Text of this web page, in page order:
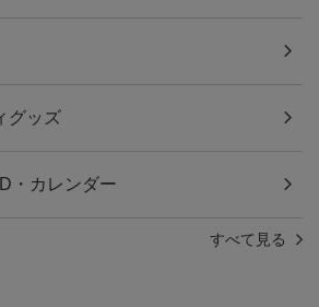
グッズ
・カレンダー
すべて見る